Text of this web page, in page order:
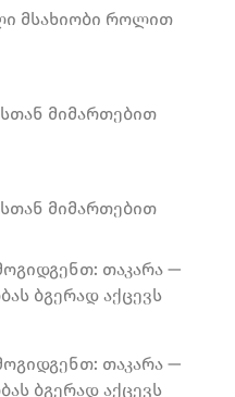
მსახიობი როლით
მიმართებით
მიმართებით
თაკარა —
ბგერად აქცევს
თაკარა —
ბგერად აქცევს